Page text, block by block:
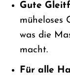
Gute
müheloses
was die
macht.
Für alle